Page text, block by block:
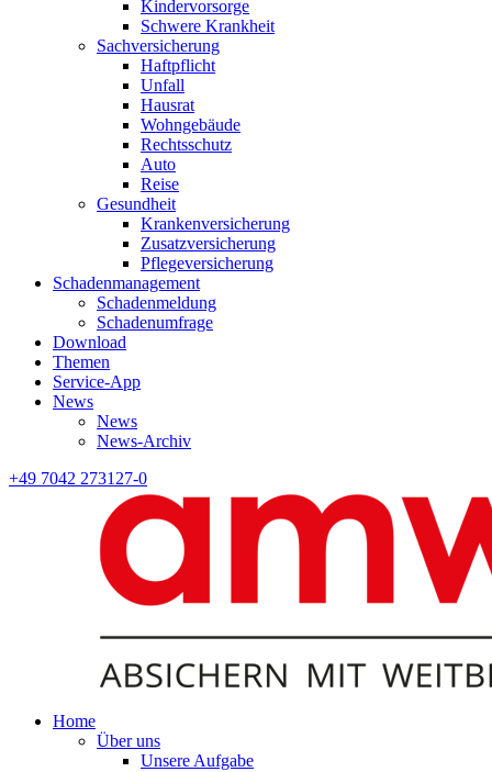
Kindervorsorge
Schwere Krankheit
Sachversicherung
Haftpflicht
Unfall
Hausrat
Wohngebäude
Rechtsschutz
Auto
Reise
Gesundheit
Krankenversicherung
Zusatzversicherung
Pflegeversicherung
Schadenmanagement
Schadenmeldung
Schadenumfrage
Download
Themen
Service-App
News
News
News-Archiv
+49 7042 273127-0
Home
Über uns
Unsere Aufgabe